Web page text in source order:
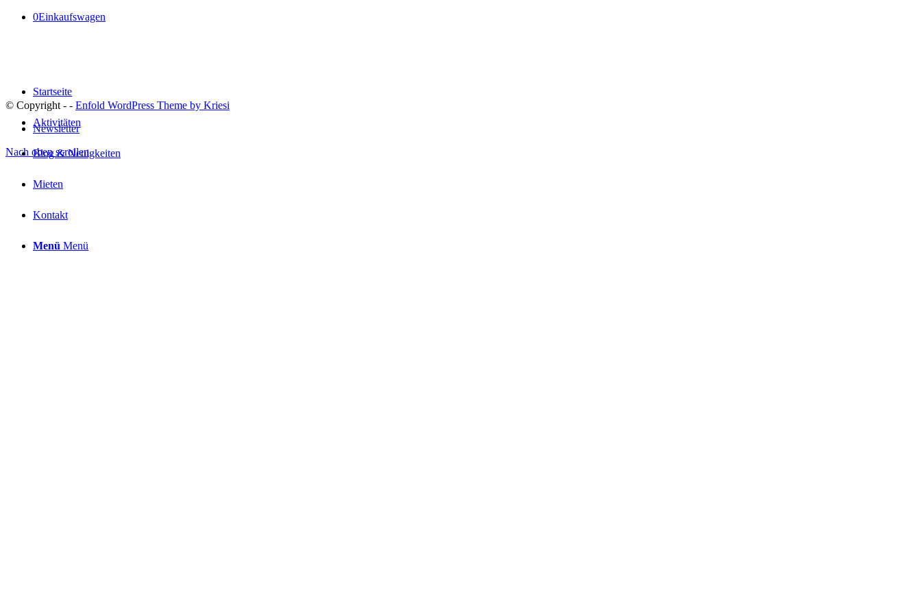
0Einkaufswagen
Startseite
Aktivitäten
Blog & Neuigkeiten
Mieten
Kontakt
Menü Menü
© Copyright - - Enfold WordPress Theme by Kriesi
Newsletter
Nach oben scrollen